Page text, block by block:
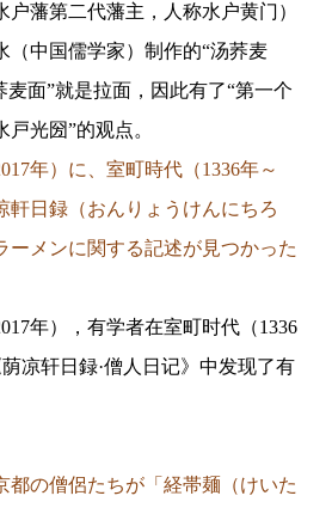
户藩第二代藩主，人称水户黄门）
（中国儒学家）制作的“汤荞麦
麦面”就是拉面，因此有了“第一个
光圀”的观点。
年）に、室町時代（1336年～
軒日録（おんりょうけんにちろ
ーメンに関する記述が見つかった
年），有学者在室町时代（1336
凉轩日録·僧人日记》中发现了有
都の僧侶たちが「経帯麺（けいた